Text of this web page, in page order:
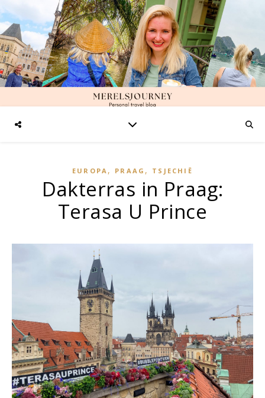
EUROPA , PRAAG , TSJECHIË
Dakterras in Praag:
Terasa U Prince